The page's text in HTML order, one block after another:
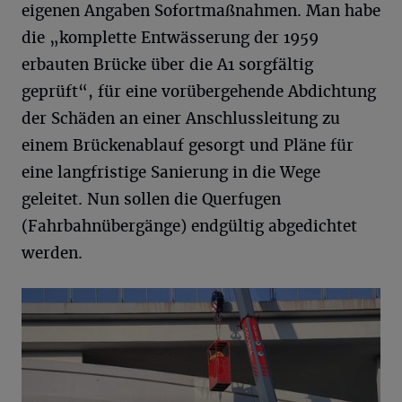
eigenen Angaben Sofortmaßnahmen. Man habe
die „komplette Entwässerung der 1959
erbauten Brücke über die A1 sorgfältig
geprüft“, für eine vorübergehende Abdichtung
der Schäden an einer Anschlussleitung zu
einem Brückenablauf gesorgt und Pläne für
eine langfristige Sanierung in die Wege
geleitet. Nun sollen die Querfugen
(Fahrbahnübergänge) endgültig abgedichtet
werden.